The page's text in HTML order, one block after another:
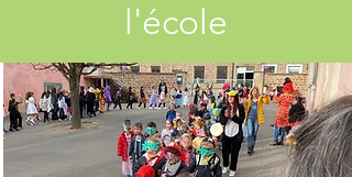
l'école